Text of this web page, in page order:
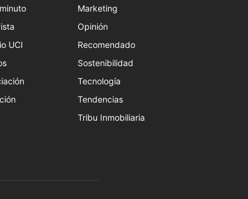
UCI
Marketing
Opinión
Recomendado
Sostenibilidad
Tecnología
Tendencias
Tribu Inmobiliaria